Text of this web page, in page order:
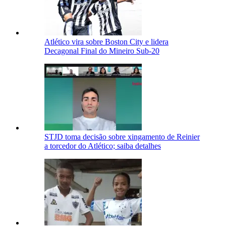
Atlético vira sobre Boston City e lidera
Decagonal Final do Mineiro Sub-20
STJD toma decisão sobre xingamento de Reinier
a torcedor do Atlético; saiba detalhes